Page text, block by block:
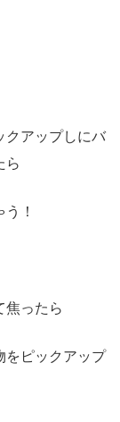
クアップしにバ
ら
！
焦ったら
をピックアップ